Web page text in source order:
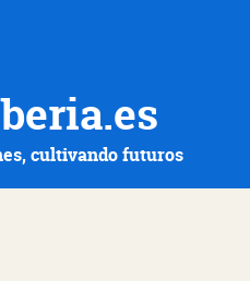
cultivando futuros